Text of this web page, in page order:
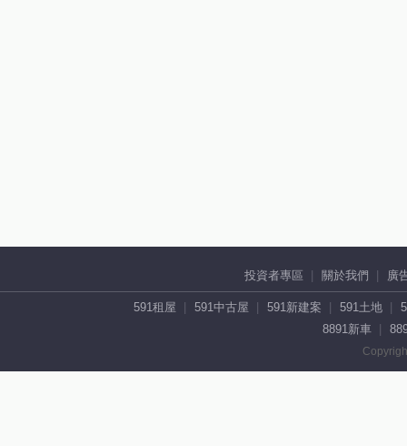
投資者專區 關於我們 廣
591租屋 591中古屋 591新建案 591土地
8891新車